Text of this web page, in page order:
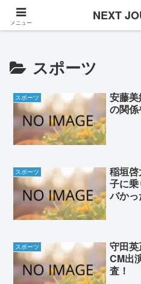
Once in
スポーツ
スポーツ
安藤
の関係
スポーツ
稲垣
子に
バかっ
スポーツ
守田
CM出
査！
メニュー NEXT